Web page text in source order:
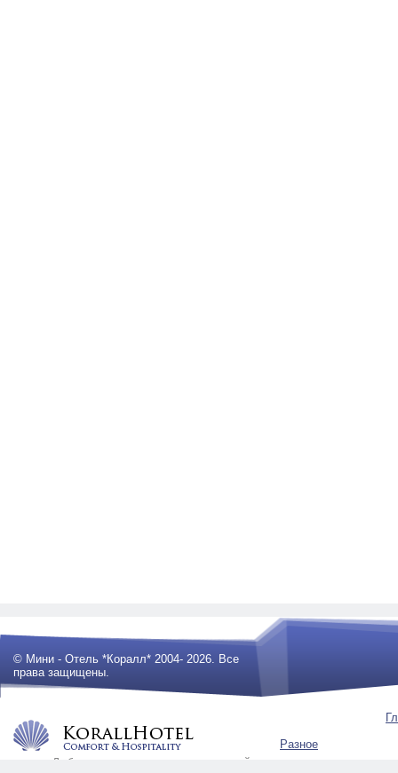
© Мини - Отель *Коралл* 2004- 2026. Все
права защищены.
Любое использование материалов сайта
Разное